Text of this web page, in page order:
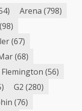
Arena (798)
(98)
(67)
(68)
Flemington (56)
G2 (280)
(76)